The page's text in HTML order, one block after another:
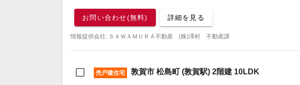
お問い合わせ(無料) 詳細を見る
情報提供会社: ＳＡＷＡＭＵＲＡ不動産 (株)澤村 不動産課
売戸建住宅 敦賀市 松島町 (敦賀駅) 2階建 10LDK